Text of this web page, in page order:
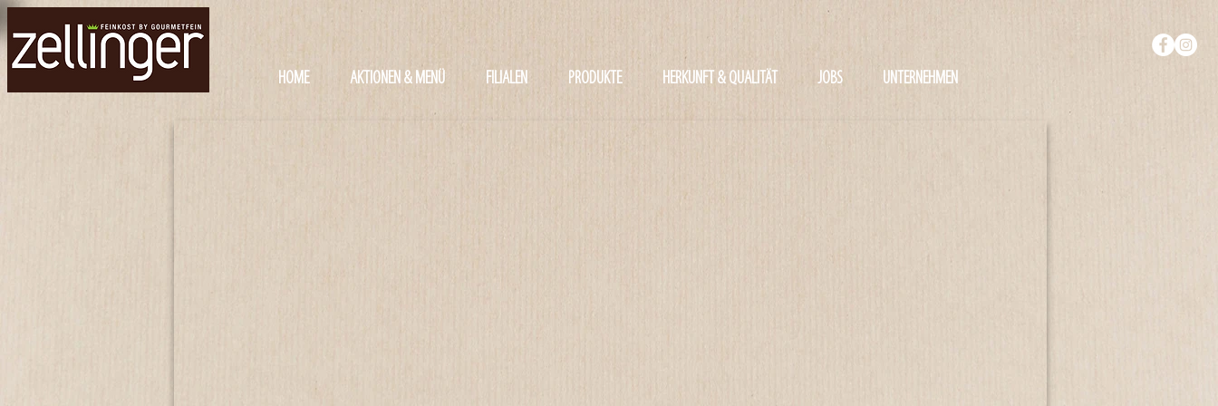
HOME AKTIONEN & MENÜ FILIALEN PRODUKTE HERKUNFT & QUALITÄT JOBS UNTERNEHMEN